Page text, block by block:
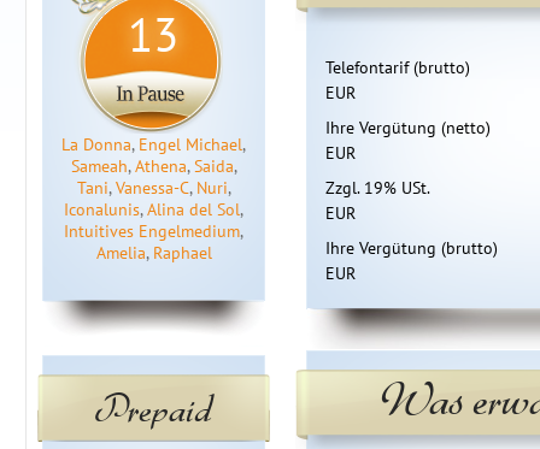
13
La Donna, Engel Michael,
Sameah,Athena,Saida,
Tani,Vanessa-C, Nuri,
Iconalunis,Alina del Sol,
Intuitives Engelmedium,
Amelia, Raphael
Prepaid
Telefontarif (brutto)
EUR
Ihre Vergütung (netto)
EUR
Zzgl. 19% USt.
EUR
Ihre Vergütung (brutto)
EUR
Was